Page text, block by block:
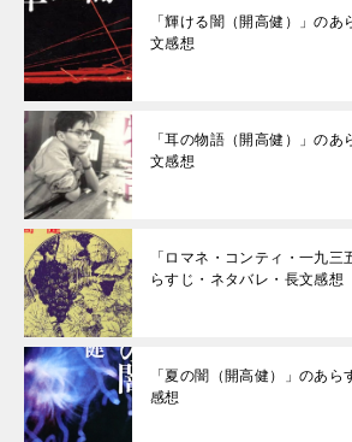
「輝ける闇（開高健）」の
文感想
「耳の物語（開高健）」の
文感想
「ロマネ・コンティ・一九
らすじ・ネタバレ・長文感想
「夏の闇（開高健）」のあ
感想